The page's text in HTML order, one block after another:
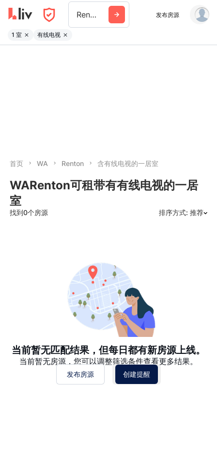
Renton 发布房源
1 室 有线电视
首页 WA Renton 含有线电视的一居室
WARenton可租带有有线电视的一居
室
找到0个房源 排序方式: 推荐
当前暂无匹配结果，但每日都有新房源上线。
当前暂无房源，您可以调整筛选条件查看更多结果。
发布房源 创建提醒